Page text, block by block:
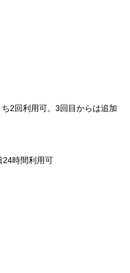
2回利用可。3回目からは追加
24時間利用可